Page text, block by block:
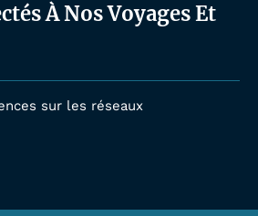
À Nos Voyages Et
sur les réseaux